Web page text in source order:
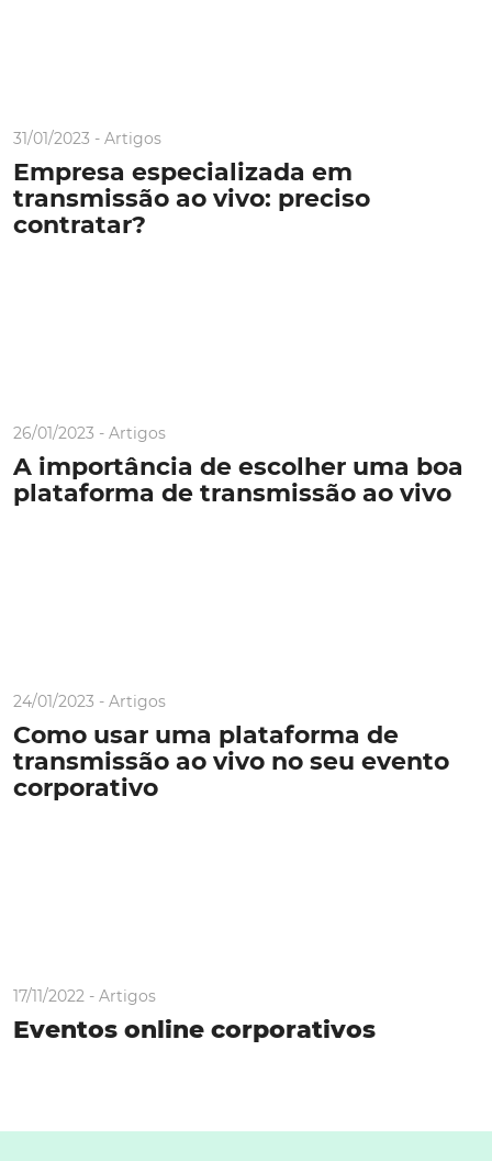
31/01/2023 - Artigos
Empresa especializada em
transmissão ao vivo: preciso
contratar?
26/01/2023 - Artigos
A importância de escolher uma boa
plataforma de transmissão ao vivo
24/01/2023 - Artigos
Como usar uma plataforma de
transmissão ao vivo no seu evento
corporativo
17/11/2022 - Artigos
Eventos online corporativos